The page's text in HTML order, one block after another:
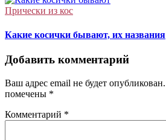
Прически из кос
Какие косички бывают, их названия
Добавить комментарий
Ваш адрес email не будет опубликован.
помечены *
Комментарий *